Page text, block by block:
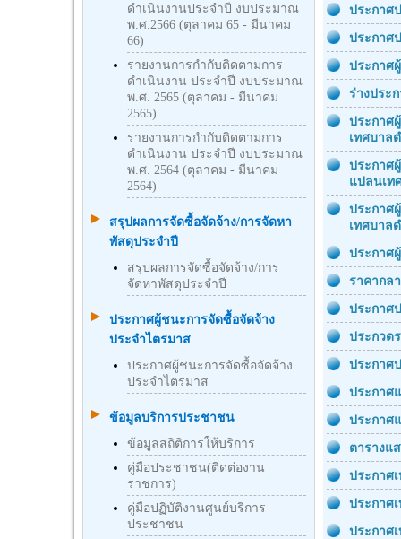
ดำเนินงานประจำปี งบประมาณ
พ.ศ.2566 (ตุลาคม 65 - มีนาคม
66)
รายงานการกำกับติดตามการ
ดำเนินงาน ประจำปี งบประมาณ
พ.ศ. 2565 (ตุลาคม - มีนาคม
2565)
รายงานการกำกับติดตามการ
ดำเนินงาน ประจำปี งบประมาณ
พ.ศ. 2564 (ตุลาคม - มีนาคม
2564)
สรุปผลการจัดซื้อจัดจ้าง/การจัดหา
พัสดุประจำปี
สรุปผลการจัดซื้อจัดจ้าง/การ
จัดหาพัสดุประจำปี
ประกาศผู้ชนะการจัดซื้อจัดจ้าง
ประจำไตรมาส
ประกาศผู้ชนะการจัดซื้อจัดจ้าง
ประจำไตรมาส
ข้อมูลบริการประชาชน
ข้อมูลสถิติการให้บริการ
คู่มือประชาชน(ติดต่องาน
ราชการ)
คู่มือปฏิบัติงานศูนย์บริการ
ประชาชน
ประกาศ
ประกาศ
ประกาศ
ร่างประ
ประกาศ
เทศบาล
ประกาศ
แปลนเท
ประกาศ
เทศบาล
ประกาศ
ราคากล
ประกาศ
ประกวด
ประกาศ
ประกาศ
ประกาศ
ตารางแ
ประกาศ
ประกาศ
ประกาศ